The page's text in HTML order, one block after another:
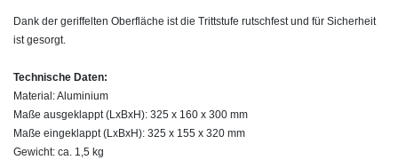
Dank der geriffelten Oberfläche ist die Trittstufe rutschfest und für Sicherheit
ist gesorgt.
Technische Daten:
Material: Aluminium
Maße ausgeklappt (LxBxH): 325 x 160 x 300 mm
Maße eingeklappt (LxBxH): 325 x 155 x 320 mm
Gewicht: ca. 1,5 kg